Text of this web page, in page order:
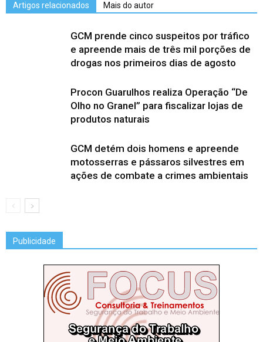
Artigos relacionados Mais do autor
GCM prende cinco suspeitos por tráfico
e apreende mais de três mil porções de
drogas nos primeiros dias de agosto
Procon Guarulhos realiza Operação “De
Olho no Granel” para fiscalizar lojas de
produtos naturais
GCM detém dois homens e apreende
motosserras e pássaros silvestres em
ações de combate a crimes ambientais
Publicidade